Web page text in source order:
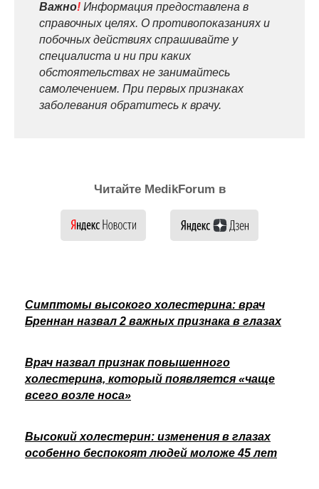
Важно! Информация предоставлена в
справочных целях. О противопоказаниях и
побочных действиях спрашивайте у
специалиста и ни при каких
обстоятельствах не занимайтесь
самолечением. При первых признаках
заболевания обратитесь к врачу.
Читайте MedikForum в
Симптомы высокого холестерина: врач
Бреннан назвал 2 важных признака в глазах
Врач назвал признак повышенного
холестерина, который появляется «чаще
всего возле носа»
Высокий холестерин: изменения в глазах
особенно беспокоят людей моложе 45 лет